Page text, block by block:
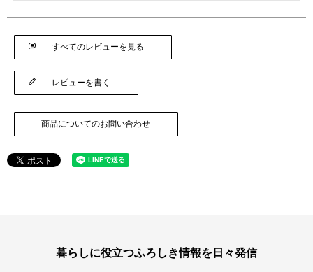
すべてのレビューを見る
レビューを書く
商品についてのお問い合わせ
暮らしに役立つふろしき情報を日々発信